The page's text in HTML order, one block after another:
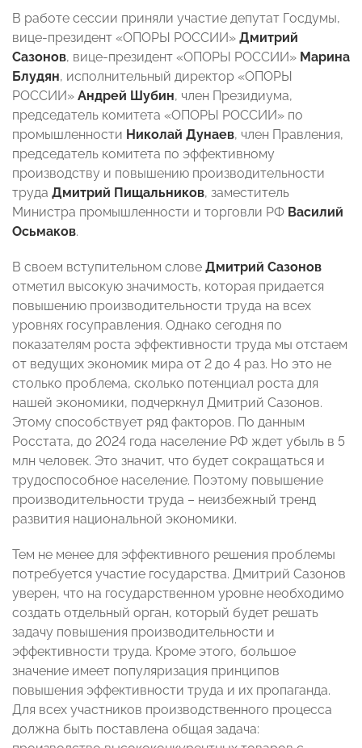
В работе сессии приняли участие депутат Госдумы,
вице-президент «ОПОРЫ РОССИИ» Дмитрий
Сазонов, вице-президент «ОПОРЫ РОССИИ» Марина
Блудян, исполнительный директор «ОПОРЫ
РОССИИ» Андрей Шубин, член Президиума,
председатель комитета «ОПОРЫ РОССИИ» по
промышленности Николай Дунаев, член Правления,
председатель комитета по эффективному
производству и повышению производительности
труда Дмитрий Пищальников, заместитель
Министра промышленности и торговли РФ Василий
Осьмаков.
В своем вступительном слове Дмитрий Сазонов
отметил высокую значимость, которая придается
повышению производительности труда на всех
уровнях госуправления. Однако сегодня по
показателям роста эффективности труда мы отстаем
от ведущих экономик мира от 2 до 4 раз. Но это не
столько проблема, сколько потенциал роста для
нашей экономики, подчеркнул Дмитрий Сазонов.
Этому способствует ряд факторов. По данным
Росстата, до 2024 года население РФ ждет убыль в 5
млн человек. Это значит, что будет сокращаться и
трудоспособное население. Поэтому повышение
производительности труда – неизбежный тренд
развития национальной экономики.
Тем не менее для эффективного решения проблемы
потребуется участие государства. Дмитрий Сазонов
уверен, что на государственном уровне необходимо
создать отдельный орган, который будет решать
задачу повышения производительности и
эффективности труда. Кроме этого, большое
значение имеет популяризация принципов
повышения эффективности труда и их пропаганда.
Для всех участников производственного процесса
должна быть поставлена общая задача: